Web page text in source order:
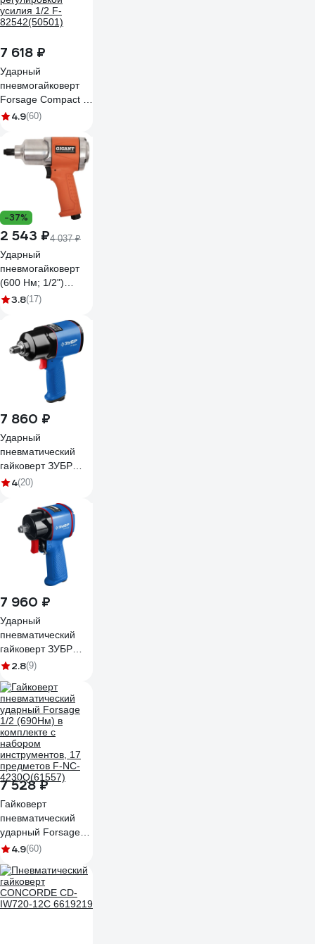
7 618 ₽
Ударный
пневмогайковерт
Forsage Compact с
реверсом и
усилия 1/2 F-
82542(50501)
4.9(60)
-37%
2 543 ₽4 037 ₽
Ударный
пневмогайковерт
(600 Нм; 1/2")
Gigant PW 600L
3.8(17)
7 860 ₽
Ударный
пневматический
гайковерт ЗУБР
ПГ-880к 1/2", 880
4(20)
7 960 ₽
Ударный
пневматический
гайковерт ЗУБР
ПГ-610к 64270
2.8(9)
7 528 ₽
Гайковерт
пневматический
ударный Forsage
1/2 (690Нм) в
набором
инструментов, 17
предметов F-NC-
4.9(60)